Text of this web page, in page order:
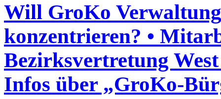
Will GroKo
konzentrieren? •
Bezirksvertretung
Infos über „GroKo-